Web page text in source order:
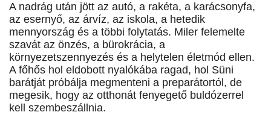
A nadrág után jött az autó, a rakéta, a karácsonyfa,
az esernyő, az árvíz, az iskola, a hetedik
mennyország és a többi folytatás. Miler felemelte
szavát az önzés, a bürokrácia, a
környezetszennyezés és a helytelen életmód ellen.
A főhős hol eldobott nyalókába ragad, hol Süni
barátját próbálja megmenteni a preparátortól, de
megesik, hogy az otthonát fenyegető buldózerrel
kell szembeszállnia.